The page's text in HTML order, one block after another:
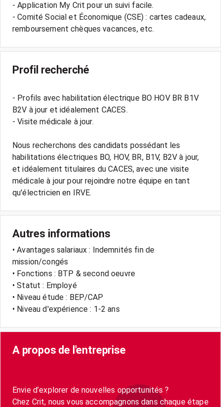
- Application My Crit pour un suivi facile.
- Comité Social et Économique (CSE) : cartes cadeaux,
Profil recherché
- Profils avec habilitation électrique BO HOV BR B1V
B2V à jour et idéalement CACES.
- Visite médicale à jour.
Nous recherchons des candidats possédant les
habilitations électriques BO, HOV, BR, B1V, B2V à jour,
et idéalement titulaires du CACES, avec une visite
médicale à jour pour rejoindre notre équipe en tant
Autres informations
• Avantages salariaux : Indemnités fin de
mission/congés
• Fonctions : BTP & second oeuvre
• Statut : Employé
• Niveau étude : BEP/CAP
• Niveau d'expérience : 1-2 ans
A propos de l'entreprise
Envie d’explorer de nouvelles opportunités ?
Chez Crit, nous vous accompagnons dans chaque étape